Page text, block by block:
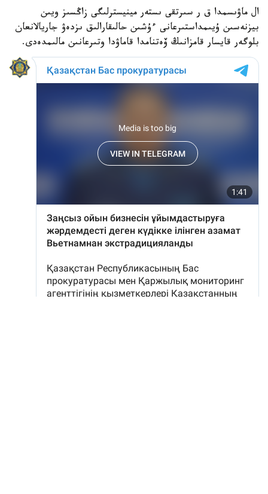
ال ماۋىسمدا ق ر سىرتقى ىستەر مينيسترلىگى زاڭسىز ويىن
بيزنەسىن ۇيىمداستىرعانى ءۇشىن حالىقارالىق ىزدەۋ جاريالانعان
بلوگەر قايسار قامزانىڭ ۆەتنامدا قاماۋدا وتىرعانىن مالىمدەدى.